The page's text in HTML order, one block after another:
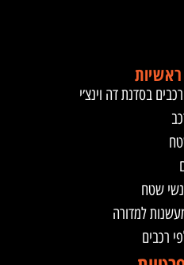
בסדנת דה וינצ׳י
שטח
למדורה
רכבים